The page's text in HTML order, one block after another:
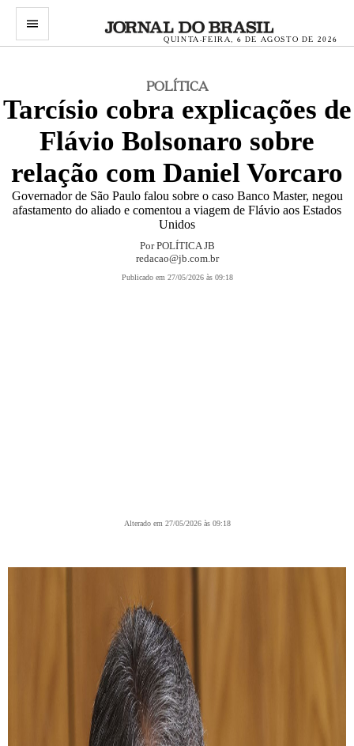
menu
QUINTA-FEIRA, 6 DE AGOSTO DE 2026
POLÍTICA
Tarcísio cobra explicações de
Flávio Bolsonaro sobre
relação com Daniel Vorcaro
Governador de São Paulo falou sobre o caso Banco Master, negou
afastamento do aliado e comentou a viagem de Flávio aos Estados
Unidos
PorPOLÍTICA JB
redacao@jb.com.br
Publicado em 27/05/2026 às 09:18
Alterado em 27/05/2026 às 09:18